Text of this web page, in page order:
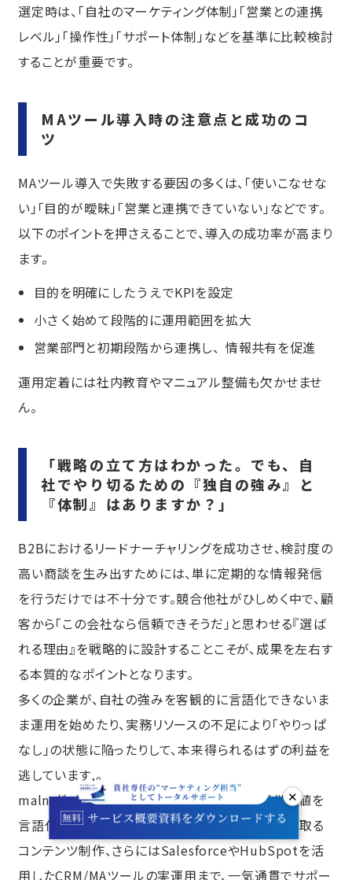
選定時は、「自社のマーケティング体制」「営業との連携
レベル」「操作性」「サポート体制」などを基準に比較検討
することが重要です。
MAツール導入時の注意点と成功のコ
ツ
MAツール導入で失敗する要因の多くは、「使いこなせな
い」「目的が曖昧」「営業と連携できていない」などです。
以下のポイントを押さえることで、導入の成功率が高まり
ます。
目的を明確にしたうえでKPIを設定
小さく始めて段階的に運用範囲を拡大
営業部門と初期段階から連携し、情報共有を促進
運用定着には社内教育やマニュアル整備も欠かせませ
ん。
「戦略の立て方はわかった。でも、自
社でやり切るための『独自の強み』と
『体制』はありますか？」
B2Bにおけるリードナーチャリングを成功させ、検討度の
高い商談を生み出すためには、単に定期的な情報発信
を行うだけでは不十分です。競合他社がひしめく中で、顧
客から「この会社なら信頼できそうだ」と思わせる『選ば
れる理由』を戦略的に設計することこそが、成果を左右す
る本質的なポイントとなります。
多くの企業が、自社の強みを客観的に言語化できないま
ま運用を始めたり、実務リソースの不足により「やりっぱ
なし」の状態に陥ったりして、本来得られるはずの利益を
逃しています,。
malna株式会社では、貴社独自の専門性や提供価値を
言語化する戦略立案から、ターゲットの信頼を勝ち取る
コンテンツ制作、さらにはSalesforceやHubSpotを活
用したCRM/MAツールの実運用まで、一気通貫でサポー
✕